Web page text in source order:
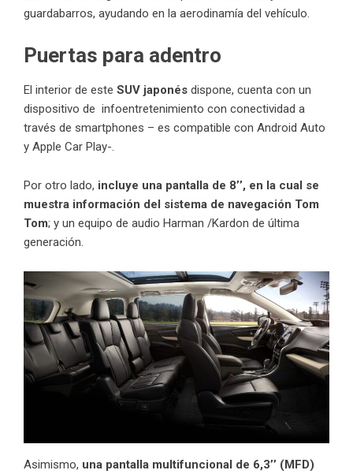
guardabarros, ayudando en la aerodinamía del vehículo.
Puertas para adentro
El interior de este SUV japonés dispone, cuenta con un
dispositivo de infoentretenimiento con conectividad a
través de smartphones – es compatible con Android Auto
y Apple Car Play-.
Por otro lado, incluye una pantalla de 8’’, en la cual se
muestra información del sistema de navegación Tom
Tom; y un equipo de audio Harman /Kardon de última
generación.
Asimismo, una pantalla multifuncional de 6,3’’ (MFD)